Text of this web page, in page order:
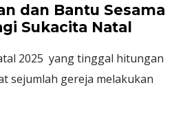
dan Bantu Sesama
Sukacita Natal
2025 yang tinggal hitungan
sejumlah gereja melakukan